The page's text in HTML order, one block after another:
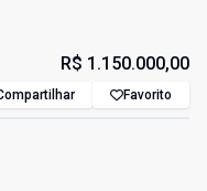
R$ 1.150.000,00
Favorito